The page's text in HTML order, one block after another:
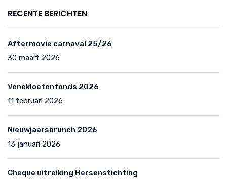
RECENTE BERICHTEN
Aftermovie carnaval 25/26
30 maart 2026
Venekloetenfonds 2026
11 februari 2026
Nieuwjaarsbrunch 2026
13 januari 2026
Cheque uitreiking Hersenstichting